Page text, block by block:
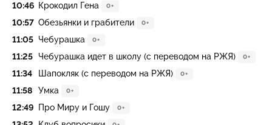
10:46 Крокодил Гена 0+
10:57 Обезьянки и грабители 0+
11:05 Чебурашка 0+
11:25 Чебурашка идет в школу (с переводом на РЖЯ) 0+
11:34 Шапокляк (с переводом на РЖЯ) 0+
11:58 Умка 0+
12:49 Про Миру и Гошу 0+